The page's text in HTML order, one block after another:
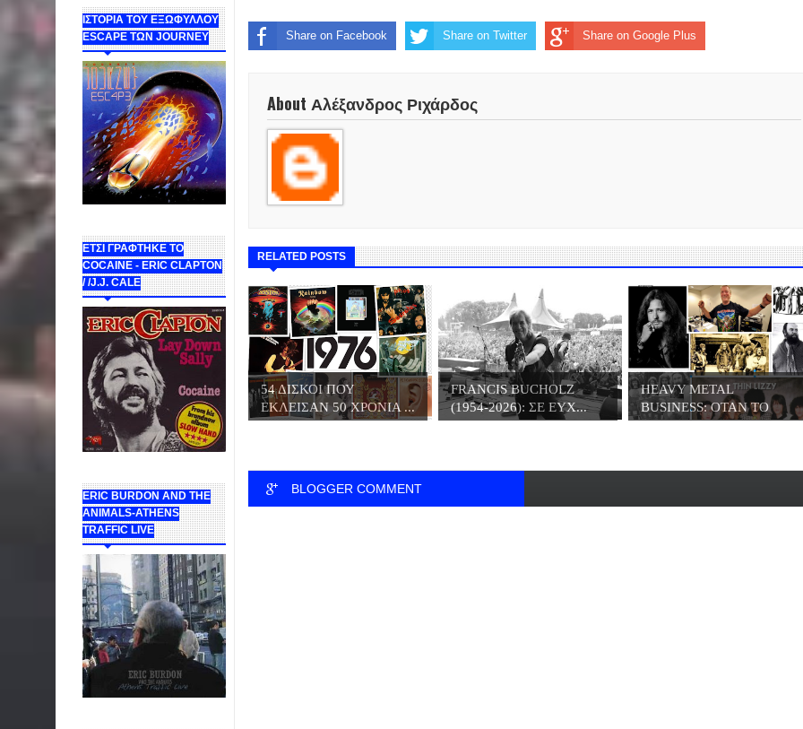
ΙΣΤΟΡΙΑ ΤΟΥ ΕΞΩΦΥΛΛΟΥ
ESCAPE ΤΩΝ JOURNEY
ΕΤΣΙ ΓΡΑΦΤΗΚΕ ΤΟ
COCAINE - ERIC CLAPTON
/ /J.J. CALE
ERIC BURDON AND THE
ANIMALS-ATHENS
TRAFFIC LIVE
Share on Facebook Share on Twitter Share on Google Plus
About Αλέξανδρος Ριχάρδος
RELATED POSTS
54 ΔΙΣΚΟΙ ΠΟΥ
ΕΚΛΕΙΣΑΝ 50 ΧΡΟΝΙΑ ...
FRANCIS BUCHOLZ
(1954-2026): ΣΕ ΕΥΧ...
HEAVY METAL
BUSINESS: ΟΤΑΝ ΤΟ
META...
BLOGGER COMMENT